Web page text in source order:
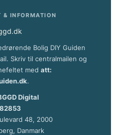
& INFORMATION
Bolig DIY Guiden
Skriv til centralmailen og
medatt:
.
Digital
48, 2000
Danmark